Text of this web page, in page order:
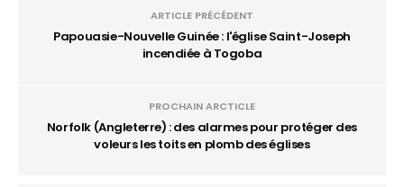
ARTICLE PRÉCÉDENT
Papouasie-Nouvelle Guinée : l'église Saint-Joseph
incendiée à Togoba
PROCHAIN ARCTICLE
Norfolk (Angleterre) : des alarmes pour protéger des
voleurs les toits en plomb des églises